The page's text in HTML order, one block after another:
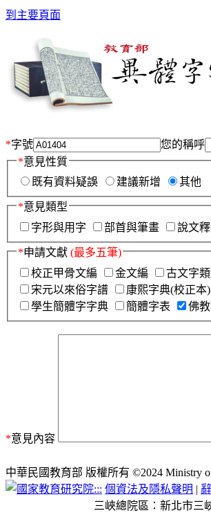
到主要頁面
*字號 您的稱呼
*意見性質
既有資料疑誤
建議新增 其他
*意見類型
字形與用字
部首與筆畫 說文
*申請文獻 (最多五筆)
校正甲骨文編
金文編 古文字
宋元以來俗字譜
康熙字典(校正本)
學生簡體字字典
簡體字表 佛
*意見內容
中華民國教育部 版權所有 ©2024 Ministry
::: 個資法及隱私聲明 |
三峽總院區：新北市三